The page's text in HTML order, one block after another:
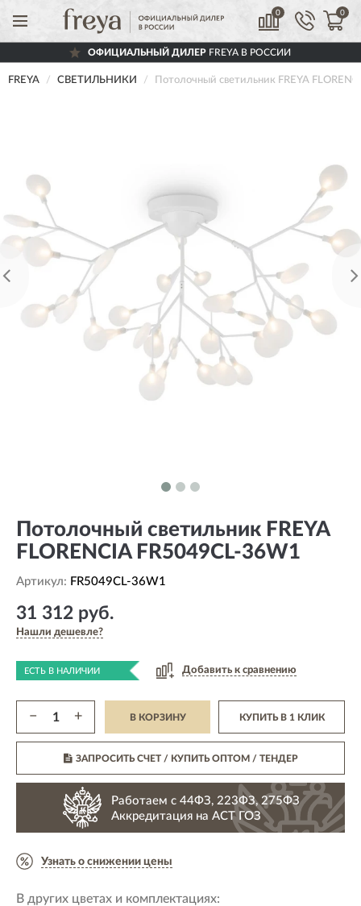
0 0
ОФИЦИАЛЬНЫЙ ДИЛЕРFREYA В РОССИИ
FREYA СВЕТИЛЬНИКИ Потолочный светильник FREYA
Потолочный светильник FREYA
FLORENCIA FR5049CL-36W1
Артикул: FR5049CL-36W1
31 312 руб.
Нашли дешевле?
ЕСТЬ В НАЛИЧИИ Добавить к сравнению
− + В КОРЗИНУ КУПИТЬ В 1 КЛИК
ЗАПРОСИТЬ СЧЕТ / КУПИТЬ ОПТОМ/ ТЕНДЕР
Работаем с 44ФЗ, 223ФЗ, 275ФЗ
Аккредитация на АСТ ГОЗ
Узнать о снижении цены
В других цветах и комплектациях: